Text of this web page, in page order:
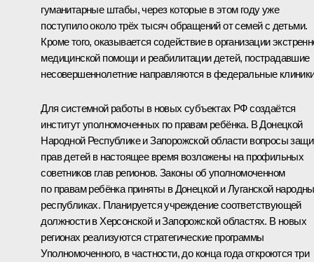
гуманитарные штабы, через которые в этом году уже
поступило около трёх тысяч обращений от семей с детьми.
Кроме того, оказывается содействие в организации
медицинской помощи и реабилитации детей, пострадавшие
несовершеннолетние направляются в федеральные
Для системной работы в новых субъектах РФ создаётся
институт уполномоченных по правам ребёнка. В Донецкой
Народной Республике и Запорожской области вопросы
прав детей в настоящее время возложены на профильных
советников глав регионов. Законы об уполномоченном
по правам ребёнка приняты в Донецкой и Луганской
республиках. Планируется учреждение соответствующей
должности в Херсонской и Запорожской областях. В новых
регионах реализуются стратегические программы
Уполномоченного, в частности, до конца года откроются три